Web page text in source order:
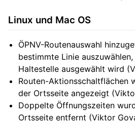
Linux und Mac OS
ÖPNV-Routenauswahl
bestimmte Linie
Haltestelle ausgewählt wird
Routen-Aktionsschaltflächen
der Ortsseite angezeigt
Doppelte Öffnungszeiten
Ortsseite entfernt (Viktor